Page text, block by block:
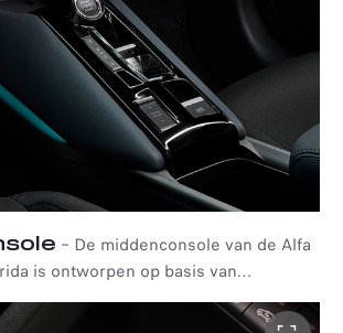
– De middenconsole van de Alfa
is ontworpen op basis van
en benadrukt de centrale positie
in het interieur. De console is hoger